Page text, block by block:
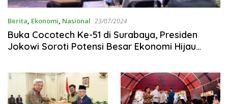
Berita, Ekonomi, Nasional 23/07/2024
Buka Cocotech Ke-51 di Surabaya, Presiden
Jokowi Soroti Potensi Besar Ekonomi Hijau